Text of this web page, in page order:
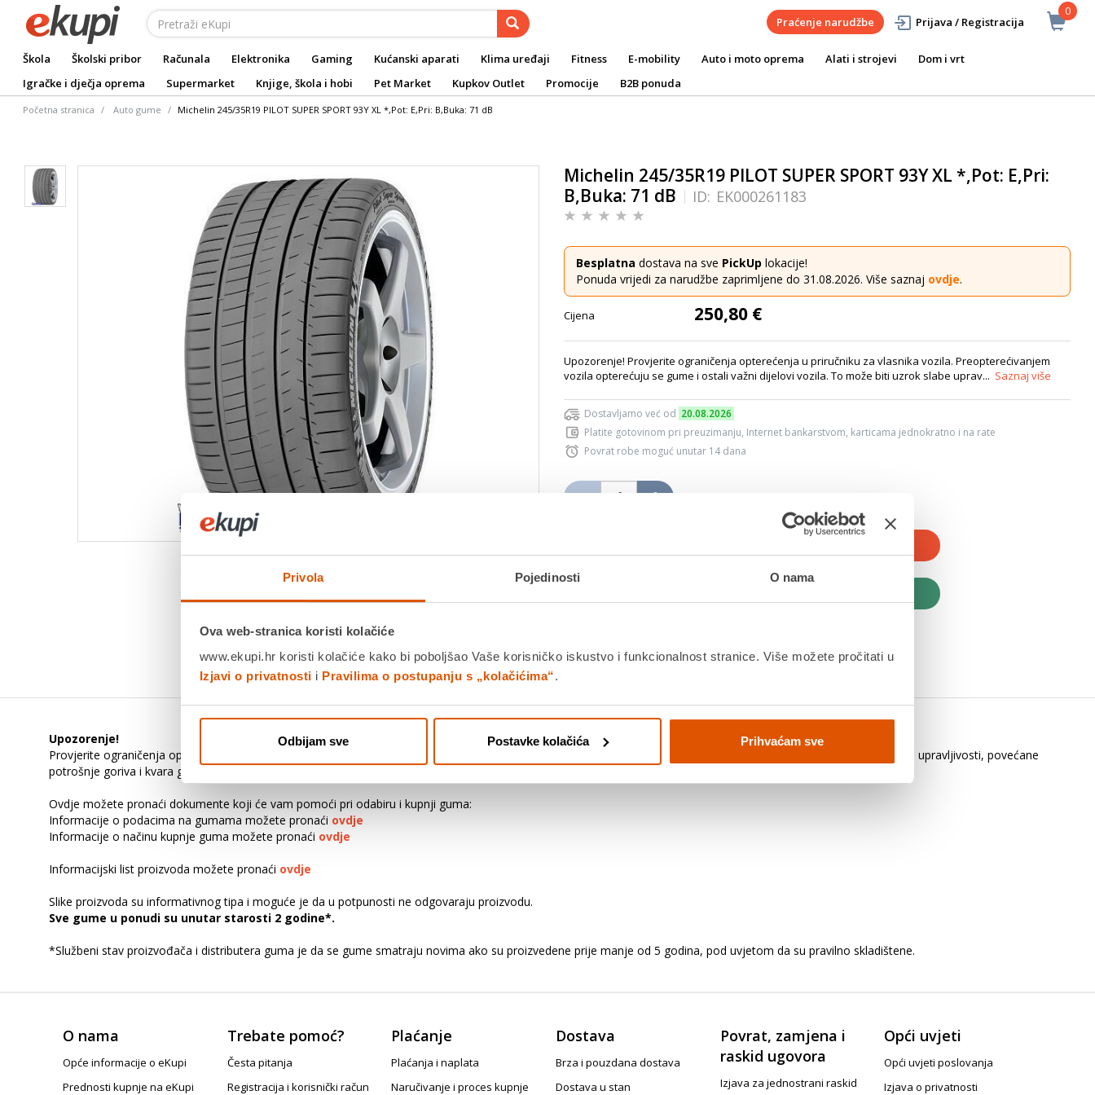
Privola Pojedinosti O nama
Ova web-stranica koristi kolačiće
www.ekupi.hr koristi kolačiće kako bi poboljšao Vaše korisničko iskustvo i funkcionalnost stranice. Više možete pročitati u
Izjavi o privatnosti i Pravilima o postupanju s „kolačićima“.
Odbijam sve Postavke kolačića Prihvaćam sve
0
Praćenje narudžbe Prijava / Registracija
Škola Školski pribor Računala Elektronika Gaming Kućanski aparati Klima uređaji Fitness E-mobility Auto i moto oprema Alati i strojevi
Dom i vrt
Igračke i dječja oprema
Supermarket Knjige, škola i hobi Pet Market Kupkov Outlet Promocije B2B ponuda
Početna stranica Auto gume Michelin 245/35R19 PILOT SUPER SPORT 93Y XL *,Pot: E,Pri: B,Buka: 71 dB
Michelin 245/35R19 PILOT SUPER SPORT 93Y XL *,Pot: E,Pri:
B,Buka: 71 dB
ID: EK000261183
Besplatna dostava na sve PickUp lokacije!
Ponuda vrijedi za narudžbe zaprimljene do 31.08.2026. Više saznaj ovdje.
Cijena 250,80 €
Upozorenje! Provjerite ograničenja opterećenja u priručniku za vlasnika vozila. Preopterećivanjem
vozila opterećuju se gume i ostali važni dijelovi vozila. To može biti uzrok slabe uprav... Saznaj više
Dostavljamo već od 20.08.2026
Platite gotovinom pri preuzimanju, Internet bankarstvom, karticama jednokratno i na rate
Povrat robe moguć unutar 14 dana
Detalji proizvoda Specifikacije
Upozorenje!
Provjerite ograničenja opterećenja u priručniku za vlasnika vozila. Preopterećivanjem vozila opterećuju se gume i ostali važni dijelovi vozila. To može biti uzrok slabe upravljivosti, povećane
potrošnje goriva i kvara gume. Također može prouzročiti ozbiljno pucanje, odvajanje dijelova ili "ispuštanje zraka".
Ovdje možete pronaći dokumente koji će vam pomoći pri odabiru i kupnji guma:
Informacije o podacima na gumama možete pronaći ovdje
Informacije o načinu kupnje guma možete pronaći ovdje
Informacijski list proizvoda možete pronaći ovdje
Slike proizvoda su informativnog tipa i moguće je da u potpunosti ne odgovaraju proizvodu.
Sve gume u ponudi su unutar starosti 2 godine*.
*Službeni stav proizvođača i distributera guma je da se gume smatraju novima ako su proizvedene prije manje od 5 godina, pod uvjetom da su pravilno skladištene.
O nama
Opće informacije o eKupi
Prednosti kupnje na eKupi
Trebate pomoć?
Česta pitanja
Registracija i korisnički račun
Plaćanje
Plaćanja i naplata
Naručivanje i proces kupnje
Dostava
Brza i pouzdana dostava
Dostava u stan
Povrat, zamjena i
raskid ugovora
Izjava za jednostrani raskid
Opći uvjeti
Opći uvjeti poslovanja
Izjava o privatnosti